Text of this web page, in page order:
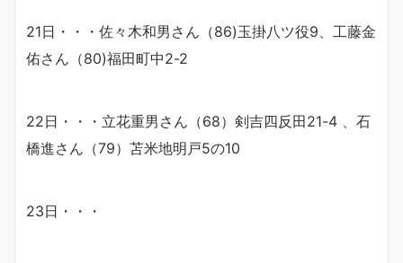
21日・・・佐々木和男さん（86)玉掛八ツ役9、工藤金
佑さん（80)福田町中2-2
22日・・・立花重男さん（68）剣吉四反田21-4 、石
橋進さん（79）苫米地明戸5の10
23日・・・